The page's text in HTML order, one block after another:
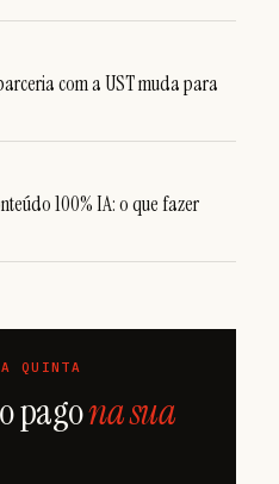
com a UST muda para
100% IA: o que fazer
QUINTA
pagona sua